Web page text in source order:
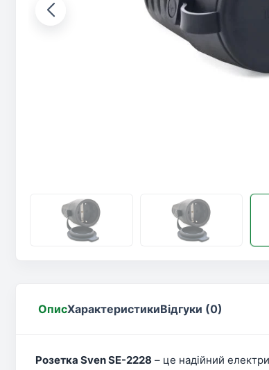
ОписХарактеристикиВідгуки (0)
Розетка Sven SE-2228 – це надійний